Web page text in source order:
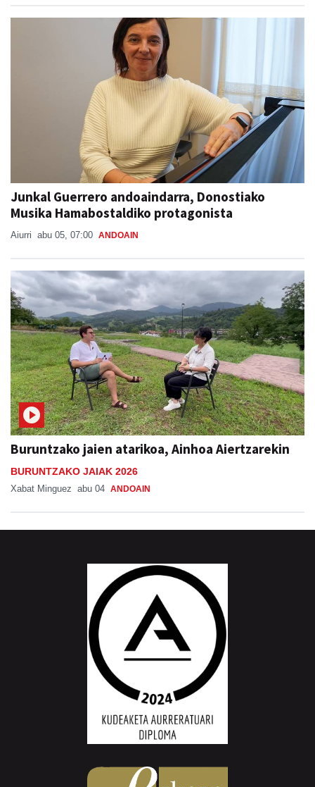
Junkal Guerrero andoaindarra, Donostiako
Musika Hamabostaldiko protagonista
Aiurri abu 05, 07:00 ANDOAIN
Buruntzako jaien atarikoa, Ainhoa Aiertzarekin
BURUNTZAKO JAIAK 2026
Xabat Minguez abu 04 ANDOAIN